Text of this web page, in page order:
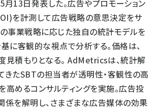
5月13日発表した。広告やプロモーション
を計測して広告戦略の意思決定をサ
の事業戦略に応じた独自の統計モデルを
に客観的な視点で分析する。価格は、
見積もりとなる。 AdMetricsは、統計解
きたSBTの担当者が透明性・客観性の高
高めるコンサルティングを実施。広告投
係を解明し、さまざまな広告媒体の効果